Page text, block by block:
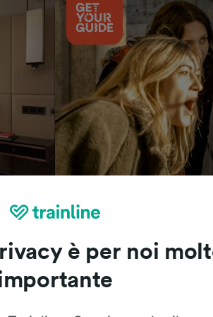
dei nostri viaggiatori
è per noi